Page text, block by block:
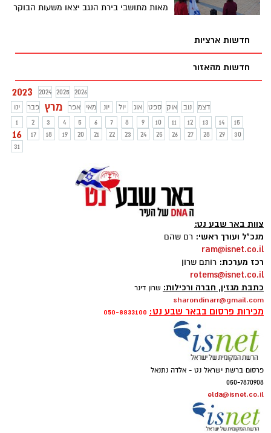
מאות מתושבי בירת הנגב יצאו משעות הבוקר
חדשות ארציות
חדשות מהאזור
2023 2024 2025
2026
ינו
פבר מרץ אפר מאי יונ יול אוג ספט אוק נוב
דצמ
1
2 3 4 5 6 7 8 9 10 11 12 13 14 15
16 17 18 19 20 21 22 23 24 25 26 27 28 29
30
31
צוות באר שבע נט:
מנכ"ל ועורך ראשי: רם שהם
ram@isnet.co.il
רכז מערכת: רותם שרון
rotems@isnet.co.il
כתבת מגזין, חברה ורכילות: שרון דינר
sharondinarr@gmail.com
מכירות פרסום בבאר שבע נט: 050-8833100
פרסום ברשת ישראל נט - אלדה נתנאל
050-7870908
elda@isnet.co.il